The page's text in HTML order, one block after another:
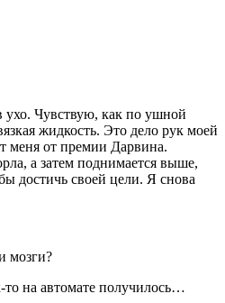
ухо. Чувствую, как по ушной
жидкость. Это дело рук моей
меня от премии Дарвина.
а затем поднимается выше,
достичь своей цели. Я снова
мозги?
то на автомате получилось…